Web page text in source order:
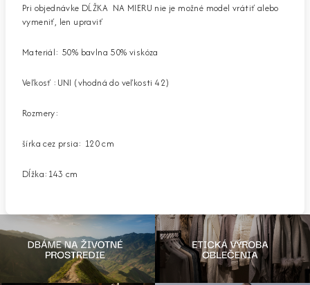
Pri objednávke DĹŽKA NA MIERU nie je možné model vrátiť alebo
vymeniť, len upraviť
Materiál: 50% bavlna 50% viskóza
Veľkosť :UNI (vhodná do veľkosti 42)
Rozmery:
šírka cez prsia: 120 cm
Dĺžka:143 cm